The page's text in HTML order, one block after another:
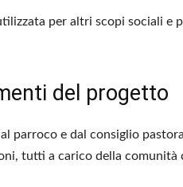
per altri scopi sociali e
del progetto
parroco e dal consiglio
tutti a carico della comunità